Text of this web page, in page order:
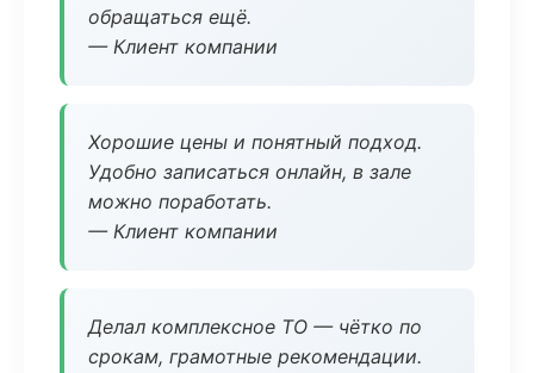
обращаться ещё.
— Клиент компании
Хорошие цены и понятный подход.
Удобно записаться онлайн, в зале
можно поработать.
— Клиент компании
Делал комплексное ТО — чётко по
срокам, грамотные рекомендации.